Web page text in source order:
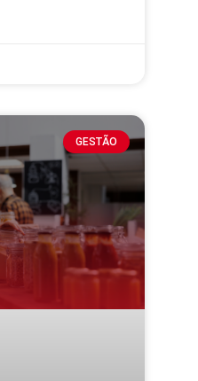
GESTÃO